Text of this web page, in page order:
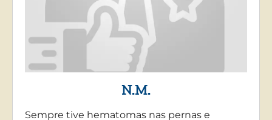
N.M.
Sempre tive hematomas nas pernas e